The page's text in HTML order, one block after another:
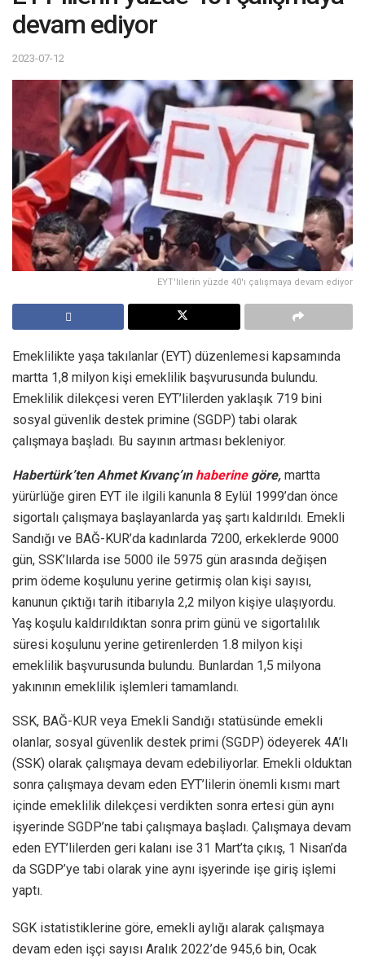
devam ediyor
2023-07-12
EYT'lilerin yüzde 40'ı çalışmaya devam ediyor
Emeklilikte yaşa takılanlar (EYT) düzenlemesi kapsamında
martta 1,8 milyon kişi emeklilik başvurusunda bulundu.
Emeklilik dilekçesi veren EYT’lilerden yaklaşık 719 bini
sosyal güvenlik destek primine (SGDP) tabi olarak
çalışmaya başladı. Bu sayının artması bekleniyor.
Habertürk’ten Ahmet Kıvanç’ın haberinegöre, martta
yürürlüğe giren EYT ile ilgili kanunla 8 Eylül 1999’dan önce
sigortalı çalışmaya başlayanlarda yaş şartı kaldırıldı. Emekli
Sandığı ve BAĞ-KUR’da kadınlarda 7200, erkeklerde 9000
gün, SSK’lılarda ise 5000 ile 5975 gün arasında değişen
prim ödeme koşulunu yerine getirmiş olan kişi sayısı,
kanunun çıktığı tarih itibarıyla 2,2 milyon kişiye ulaşıyordu.
Yaş koşulu kaldırıldıktan sonra prim günü ve sigortalılık
süresi koşulunu yerine getirenlerden 1.8 milyon kişi
emeklilik başvurusunda bulundu. Bunlardan 1,5 milyona
yakınının emeklilik işlemleri tamamlandı.
SSK, BAĞ-KUR veya Emekli Sandığı statüsünde emekli
olanlar, sosyal güvenlik destek primi (SGDP) ödeyerek 4A’lı
(SSK) olarak çalışmaya devam edebiliyorlar. Emekli olduktan
sonra çalışmaya devam eden EYT’lilerin önemli kısmı mart
içinde emeklilik dilekçesi verdikten sonra ertesi gün aynı
işyerinde SGDP’ne tabi çalışmaya başladı. Çalışmaya devam
eden EYT’lilerden geri kalanı ise 31 Mart’ta çıkış, 1 Nisan’da
da SGDP’ye tabi olarak yine aynı işyerinde işe giriş işlemi
yaptı.
SGK istatistiklerine göre, emekli aylığı alarak çalışmaya
devam eden işçi sayısı Aralık 2022’de 945,6 bin, Ocak